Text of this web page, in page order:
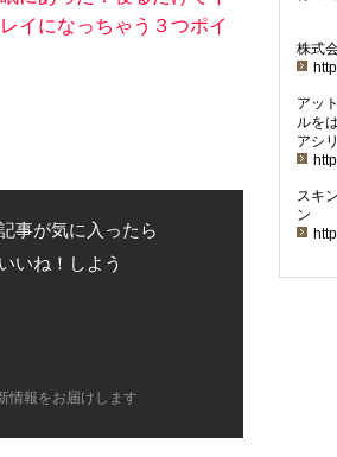
レイになっちゃう３つポイ
事が気に入ったら
いいね！しよう
情報をお届けします
株式
アッ
ルを
アシ
スキ
ン